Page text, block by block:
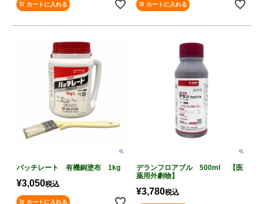
カートに入れる カートに入れる
バッチレート 有機銅塗布 1kg
¥3,050税込
カートに入れる
デランフロアブル 500ml 【医
薬用外劇物】
¥3,780税込